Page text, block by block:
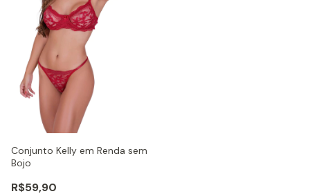
Conjunto Kelly em Renda sem
Bojo
R$59,90